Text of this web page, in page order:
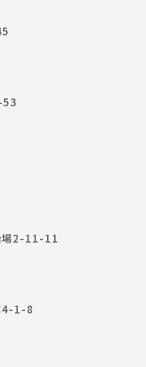
53
場2-11-11
4-1-8